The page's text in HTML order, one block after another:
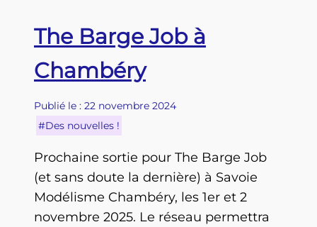
The Barge Job à
Chambéry
Publié le : 22 novembre 2024
#Des nouvelles !
Prochaine sortie pour The Barge Job
(et sans doute la dernière) à Savoie
Modélisme Chambéry, les 1er et 2
novembre 2025. Le réseau permettra